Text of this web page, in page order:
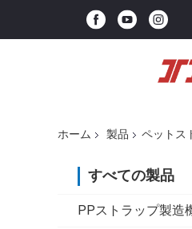
ホーム 製品 ペットス
すべての製品
PPストラップ製造